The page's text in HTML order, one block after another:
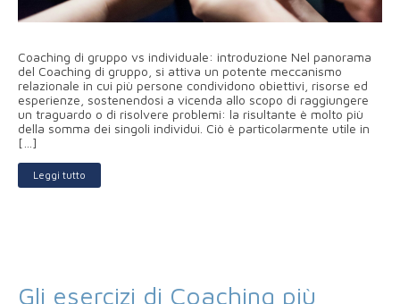
Coaching di gruppo vs individuale: introduzione Nel panorama
del Coaching di gruppo, si attiva un potente meccanismo
relazionale in cui più persone condividono obiettivi, risorse ed
esperienze, sostenendosi a vicenda allo scopo di raggiungere
un traguardo o di risolvere problemi: la risultante è molto più
della somma dei singoli individui. Ciò è particolarmente utile in
[…]
Leggi tutto
Gli esercizi di Coaching più